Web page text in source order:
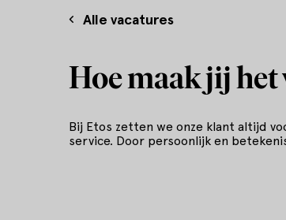
Alle vacatures
Hoe maak jij het
Bij Etos zetten we onze klant altijd
service. Door persoonlijk en